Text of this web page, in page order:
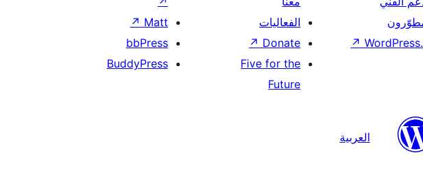
↗
الفعاليات
Donate
↗
Five for the
Future
Matt
↗
bbPress
BuddyPress
العربية